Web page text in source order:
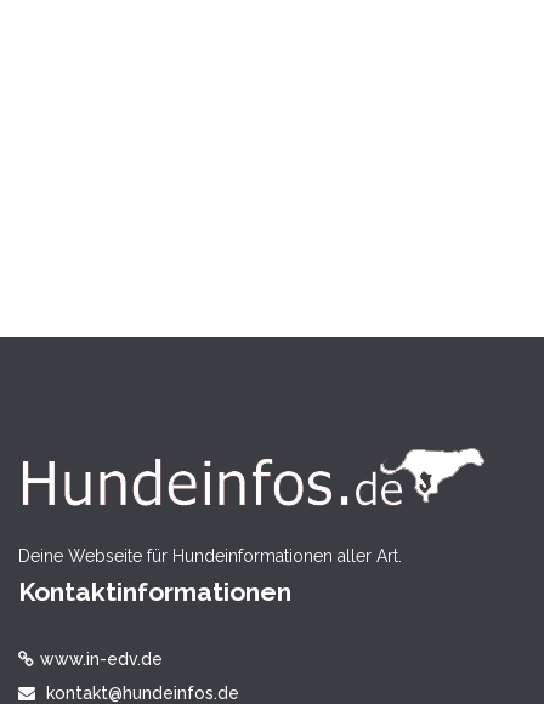
Deine Webseite für Hundeinformationen aller Art.
Kontaktinformationen
www.in-edv.de
kontakt@hundeinfos.de